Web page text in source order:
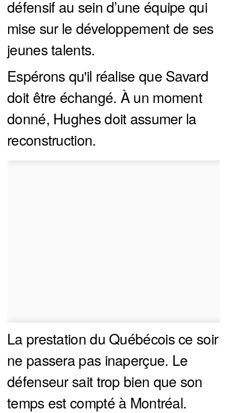
défensif au sein d’une équipe qui
mise sur le développement de ses
jeunes talents.
Espérons qu'il réalise que Savard
doit être échangé. À un moment
donné, Hughes doit assumer la
reconstruction.
La prestation du Québécois ce soir
ne passera pas inaperçue. Le
défenseur sait trop bien que son
temps est compté à Montréal.